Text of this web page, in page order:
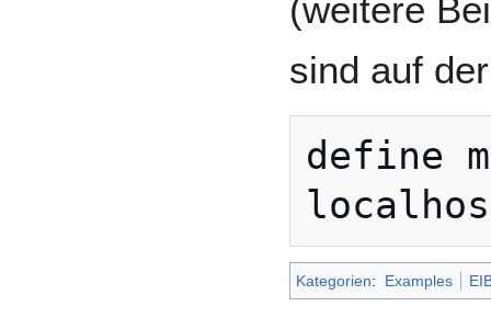
(weitere
sind auf
define
Kategorien: Examples